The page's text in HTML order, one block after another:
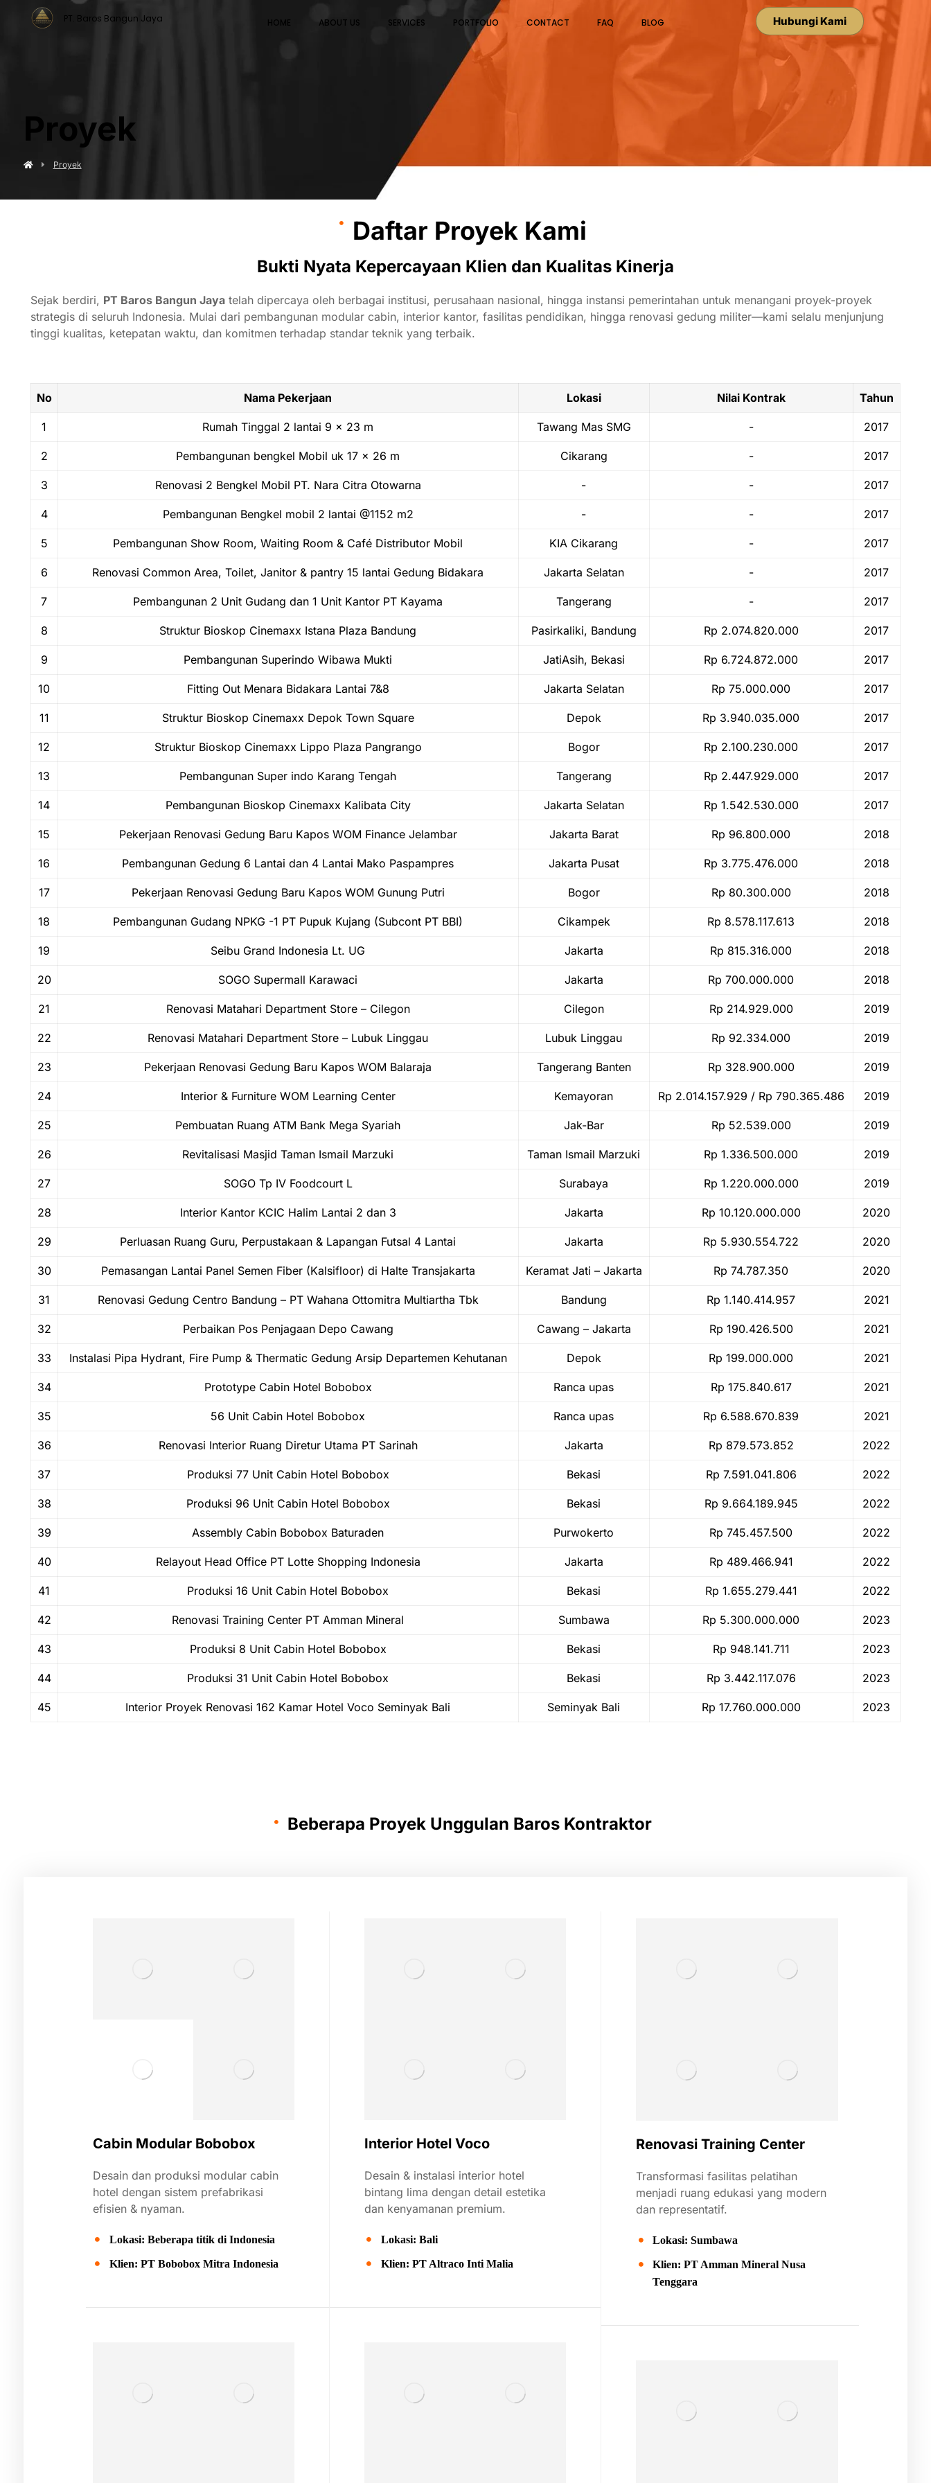
PT. Baros Bangun Jaya HOME ABOUT US SERVICES PORTFOLIO CONTACT FAQ BLOG Hubungi Kami
Proyek
Proyek
Daftar Proyek Kami
Bukti Nyata Kepercayaan Klien dan Kualitas Kinerja
Sejak berdiri, PT Baros Bangun Jaya telah dipercaya oleh berbagai institusi, perusahaan nasional, hingga instansi pemerintahan untuk menangani proyek-proyek
strategis di seluruh Indonesia. Mulai dari pembangunan modular cabin, interior kantor, fasilitas pendidikan, hingga renovasi gedung militer—kami selalu menjunjung
tinggi kualitas, ketepatan waktu, dan komitmen terhadap standar teknik yang terbaik.
No Nama Pekerjaan Lokasi Nilai Kontrak Tahun
1 Rumah Tinggal 2 lantai 9 x 23 m Tawang Mas SMG - 2017
2 Pembangunan bengkel Mobil uk 17 x 26 m Cikarang - 2017
3 Renovasi 2 Bengkel Mobil PT. Nara Citra Otowarna - - 2017
4 Pembangunan Bengkel mobil 2 lantai @1152 m2 - - 2017
5 Pembangunan Show Room, Waiting Room & Café Distributor Mobil KIA Cikarang - 2017
6 Renovasi Common Area, Toilet, Janitor & pantry 15 lantai Gedung Bidakara Jakarta Selatan - 2017
7 Pembangunan 2 Unit Gudang dan 1 Unit Kantor PT Kayama Tangerang - 2017
8 Struktur Bioskop Cinemaxx Istana Plaza Bandung Pasirkaliki, Bandung Rp 2.074.820.000 2017
9 Pembangunan Superindo Wibawa Mukti JatiAsih, Bekasi Rp 6.724.872.000 2017
10 Fitting Out Menara Bidakara Lantai 7&8 Jakarta Selatan Rp 75.000.000 2017
11 Struktur Bioskop Cinemaxx Depok Town Square Depok Rp 3.940.035.000 2017
12 Struktur Bioskop Cinemaxx Lippo Plaza Pangrango Bogor Rp 2.100.230.000 2017
13 Pembangunan Super indo Karang Tengah Tangerang Rp 2.447.929.000 2017
14 Pembangunan Bioskop Cinemaxx Kalibata City Jakarta Selatan Rp 1.542.530.000 2017
15 Pekerjaan Renovasi Gedung Baru Kapos WOM Finance Jelambar Jakarta Barat Rp 96.800.000 2018
16 Pembangunan Gedung 6 Lantai dan 4 Lantai Mako Paspampres Jakarta Pusat Rp 3.775.476.000 2018
17 Pekerjaan Renovasi Gedung Baru Kapos WOM Gunung Putri Bogor Rp 80.300.000 2018
18 Pembangunan Gudang NPKG -1 PT Pupuk Kujang (Subcont PT BBI) Cikampek Rp 8.578.117.613 2018
19 Seibu Grand Indonesia Lt. UG Jakarta Rp 815.316.000 2018
20 SOGO Supermall Karawaci Jakarta Rp 700.000.000 2018
21 Renovasi Matahari Department Store – Cilegon Cilegon Rp 214.929.000 2019
22 Renovasi Matahari Department Store – Lubuk Linggau Lubuk Linggau Rp 92.334.000 2019
23 Pekerjaan Renovasi Gedung Baru Kapos WOM Balaraja Tangerang Banten Rp 328.900.000 2019
24 Interior & Furniture WOM Learning Center Kemayoran Rp 2.014.157.929 / Rp 790.365.486 2019
25 Pembuatan Ruang ATM Bank Mega Syariah Jak-Bar Rp 52.539.000 2019
26 Revitalisasi Masjid Taman Ismail Marzuki Taman Ismail Marzuki Rp 1.336.500.000 2019
27 SOGO Tp IV Foodcourt L Surabaya Rp 1.220.000.000 2019
28 Interior Kantor KCIC Halim Lantai 2 dan 3 Jakarta Rp 10.120.000.000 2020
29 Perluasan Ruang Guru, Perpustakaan & Lapangan Futsal 4 Lantai Jakarta Rp 5.930.554.722 2020
30 Pemasangan Lantai Panel Semen Fiber (Kalsifloor) di Halte Transjakarta Keramat Jati – Jakarta Rp 74.787.350 2020
31 Renovasi Gedung Centro Bandung – PT Wahana Ottomitra Multiartha Tbk Bandung Rp 1.140.414.957 2021
32 Perbaikan Pos Penjagaan Depo Cawang Cawang – Jakarta Rp 190.426.500 2021
33 Instalasi Pipa Hydrant, Fire Pump & Thermatic Gedung Arsip Departemen Kehutanan Depok Rp 199.000.000 2021
34 Prototype Cabin Hotel Bobobox Ranca upas Rp 175.840.617 2021
35 56 Unit Cabin Hotel Bobobox Ranca upas Rp 6.588.670.839 2021
36 Renovasi Interior Ruang Diretur Utama PT Sarinah Jakarta Rp 879.573.852 2022
37 Produksi 77 Unit Cabin Hotel Bobobox Bekasi Rp 7.591.041.806 2022
38 Produksi 96 Unit Cabin Hotel Bobobox Bekasi Rp 9.664.189.945 2022
39 Assembly Cabin Bobobox Baturaden Purwokerto Rp 745.457.500 2022
40 Relayout Head Office PT Lotte Shopping Indonesia Jakarta Rp 489.466.941 2022
41 Produksi 16 Unit Cabin Hotel Bobobox Bekasi Rp 1.655.279.441 2022
42 Renovasi Training Center PT Amman Mineral Sumbawa Rp 5.300.000.000 2023
43 Produksi 8 Unit Cabin Hotel Bobobox Bekasi Rp 948.141.711 2023
44 Produksi 31 Unit Cabin Hotel Bobobox Bekasi Rp 3.442.117.076 2023
45 Interior Proyek Renovasi 162 Kamar Hotel Voco Seminyak Bali Seminyak Bali Rp 17.760.000.000 2023
Beberapa Proyek Unggulan Baros Kontraktor
Cabin Modular Bobobox
Desain dan produksi modular cabin
hotel dengan sistem prefabrikasi
efisien & nyaman.
Lokasi: Beberapa titik di Indonesia
Klien: PT Bobobox Mitra Indonesia
Interior Hotel Voco
Desain & instalasi interior hotel
bintang lima dengan detail estetika
dan kenyamanan premium.
Lokasi: Bali
Klien: PT Altraco Inti Malia
Renovasi Training Center
Transformasifasilitas pelatihan
menjadi ruangedukasiyang modern
dan representatif.
Lokasi: Sumbawa
Klien: PT Amman Mineral Nusa
Tenggara